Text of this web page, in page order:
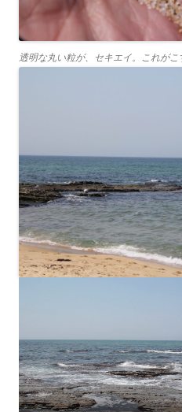
透明な丸い粒が、セキエイ。これが